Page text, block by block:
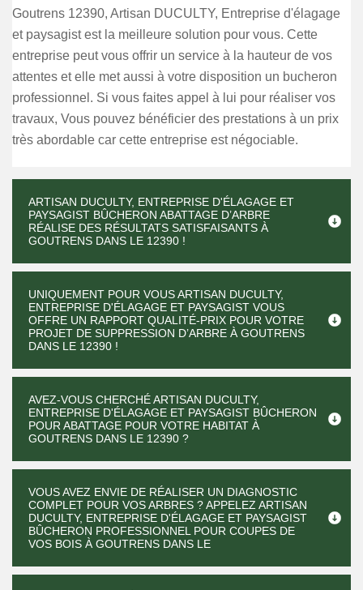
Goutrens 12390, Artisan DUCULTY, Entreprise d'élagage
et paysagist est la meilleure solution pour vous. Cette
entreprise peut vous offrir un service à la hauteur de vos
attentes et elle met aussi à votre disposition un bucheron
professionnel. Si vous faites appel à lui pour réaliser vos
travaux, Vous pouvez bénéficier des prestations à un prix
très abordable car cette entreprise est négociable.
ARTISAN DUCULTY, ENTREPRISE D'ÉLAGAGE ET
PAYSAGIST BÛCHERON ABATTAGE D’ARBRE
RÉALISE DES RÉSULTATS SATISFAISANTS À
GOUTRENS DANS LE 12390 !
UNIQUEMENT POUR VOUS ARTISAN DUCULTY,
ENTREPRISE D'ÉLAGAGE ET PAYSAGIST VOUS
OFFRE UN RAPPORT QUALITÉ-PRIX POUR VOTRE
PROJET DE SUPPRESSION D’ARBRE À GOUTRENS
DANS LE 12390 !
AVEZ-VOUS CHERCHÉ ARTISAN DUCULTY,
ENTREPRISE D'ÉLAGAGE ET PAYSAGIST BÛCHERON
POUR ABATTAGE POUR VOTRE HABITAT À
GOUTRENS DANS LE 12390 ?
VOUS AVEZ ENVIE DE RÉALISER UN DIAGNOSTIC
COMPLET POUR VOS ARBRES ? APPELEZ ARTISAN
DUCULTY, ENTREPRISE D'ÉLAGAGE ET PAYSAGIST
BÛCHERON PROFESSIONNEL POUR COUPES DE
VOS BOIS À GOUTRENS DANS LE